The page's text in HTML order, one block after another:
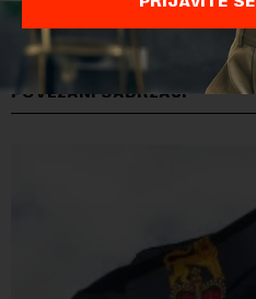
POVEZANI SADRŽAJI